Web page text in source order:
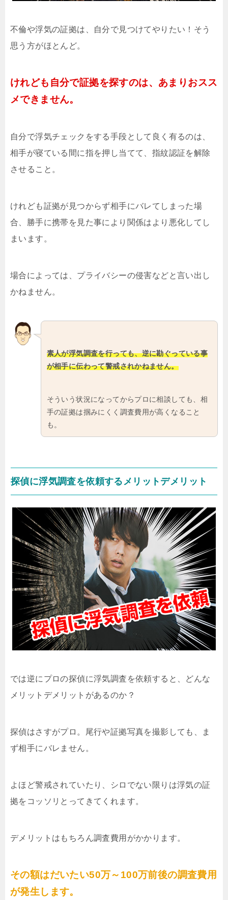
不倫や浮気の証拠は、自分で見つけてやりたい！そう
思う方がほとんど。
けれども自分で証拠を探すのは、あまりおスス
メできません。
自分で浮気チェックをする手段として良く有るのは、
相手が寝ている間に指を押し当てて、指紋認証を解除
させること。
けれども証拠が見つからず相手にバレてしまった場
合、勝手に携帯を見た事により関係はより悪化してし
まいます。
場合によっては、プライバシーの侵害などと言い出し
かねません。
素人が浮気調査を行っても、逆に勘ぐっている事
が相手に伝わって警戒されかねません。
そういう状況になってからプロに相談しても、相
手の証拠は掴みにくく調査費用が高くなること
も。
探偵に浮気調査を依頼するメリットデメリット
では逆にプロの探偵に浮気調査を依頼すると、どんな
メリットデメリットがあるのか？
探偵はさすがプロ。尾行や証拠写真を撮影しても、ま
ず相手にバレません。
よほど警戒されていたり、シロでない限りは浮気の証
拠をコッソリとってきてくれます。
デメリットはもちろん調査費用がかかります。
その額はだいたい50万～100万前後の調査費用
が発生します。